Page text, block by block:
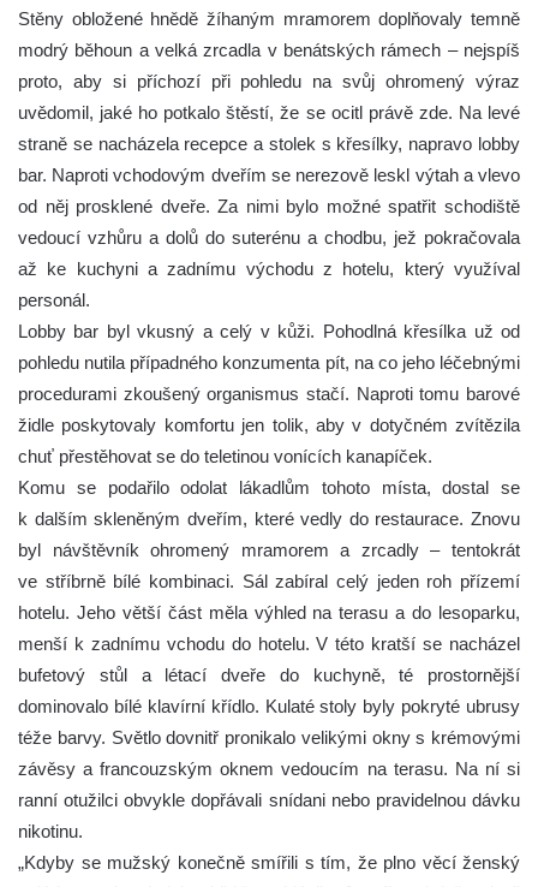
Stěny obložené hnědě žíhaným mramorem doplňovaly temně
modrý běhoun a velká zrcadla v benátských rámech – nejspíš
proto, aby si příchozí při pohledu na svůj ohromený výraz
uvědomil, jaké ho potkalo štěstí, že se ocitl právě zde. Na levé
straně se nacházela recepce a stolek s křesílky, napravo lobby
bar. Naproti vchodovým dveřím se nerezově leskl výtah a vlevo
od něj prosklené dveře. Za nimi bylo možné spatřit schodiště
vedoucí vzhůru a dolů do suterénu a chodbu, jež pokračovala
až ke kuchyni a zadnímu východu z hotelu, který využíval
personál.
Lobby bar byl vkusný a celý v kůži. Pohodlná křesílka už od
pohledu nutila případného konzumenta pít, na co jeho léčebnými
procedurami zkoušený organismus stačí. Naproti tomu barové
židle poskytovaly komfortu jen tolik, aby v dotyčném zvítězila
chuť přestěhovat se do teletinou vonících kanapíček.
Komu se podařilo odolat lákadlům tohoto místa, dostal se
k dalším skleněným dveřím, které vedly do restaurace. Znovu
byl návštěvník ohromený mramorem a zrcadly – tentokrát
ve stříbrně bílé kombinaci. Sál zabíral celý jeden roh přízemí
hotelu. Jeho větší část měla výhled na terasu a do lesoparku,
menší k zadnímu vchodu do hotelu. V této kratší se nacházel
bufetový stůl a létací dveře do kuchyně, té prostornější
dominovalo bílé klavírní křídlo. Kulaté stoly byly pokryté ubrusy
téže barvy. Světlo dovnitř pronikalo velikými okny s krémovými
závěsy a francouzským oknem vedoucím na terasu. Na ní si
ranní otužilci obvykle dopřávali snídani nebo pravidelnou dávku
nikotinu.
„Kdyby se mužský konečně smířili s tím, že plno věcí ženský